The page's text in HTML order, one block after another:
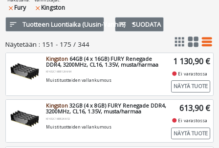
close Fury close Kingston
sort Tuotteen Luontiaika (Uusin-Vanhin)
filter_list SUODATA
Näytetään : 151 - 175 / 344 apps grid_view table_rows
Kingston 64GB (4 x 16GB) FURY Renegade
DDR4, 3200MHz, CL16, 1.35V, musta/harmaa
KF432C16RB12K4/64
Muistituotteiden vallankumous
1 130,90 €
fiber_manual_record Ei varastossa
NÄYTÄ TUOTE
Kingston 32GB (4 x 8GB) FURY Renegade DDR4,
3200MHz, CL16, 1.35V, musta/harmaa
KF432C16RB2K4/32
Muistituotteiden vallankumous
613,90 €
fiber_manual_record Ei varastossa
NÄYTÄ TUOTE